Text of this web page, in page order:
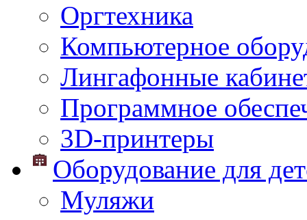
Оргтехника
Компьютерное
Лингафонные
Программное
3D-принтеры
Оборудование для
Муляжи